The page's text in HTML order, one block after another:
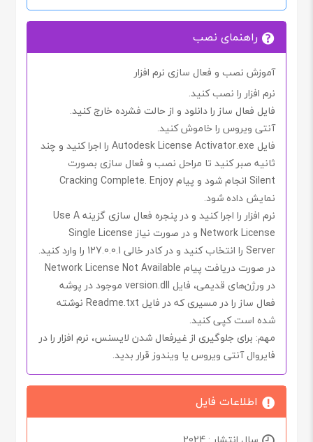
راهنمای نصب
آموزش نصب و فعال سازی نرم افزار
نرم افزار را نصب کنید.
فایل فعال ساز را دانلود و از حالت فشرده خارج کنید.
آنتی ویروس را خاموشکنید.
فایل Autodesk License Activator.exe را اجرا کنید و چند
ثانیه صبر کنید تا مراحل نصب و فعال سازی بصورت
Silent انجام شود و پیامCracking Complete. Enjoy
نمایش داده شود.
نرم افزار را اجرا کنید و در پنجره فعال سازی گزینهUse A
Network License و در صورت نیاز Single License
Server را انتخاب کنید و در کادر خالی 127.0.0.1 را وارد کنید.
در صورت دریافت پیام Network License Not Available
در ورژن‌های ‌قدیمی، فایل version.dll موجود در پوشه
فعال ساز را در مسیری که در فایل Readme.txt نوشته
شده است کپی کنید.
مهم: برای جلوگیری از غیرفعال شدن لایسنس، نرم افزار را در
فایروال آنتی ویروس یا ویندوز قرار بدید.
اطلاعات فایل